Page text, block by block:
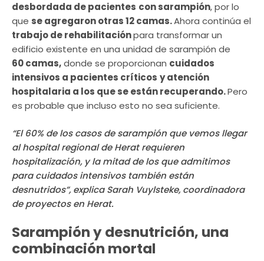
desbordada de pacientes con sarampión, por lo
que se agregaron otras 12 camas.Ahora continúa el
trabajo de rehabilitaciónpara transformar un
edificio existente en una unidad de sarampión de
60 camas,donde se proporcionan cuidados
intensivos a pacientes críticos y atención
hospitalaria a los que se están recuperando.Pero
es probable que incluso esto no sea suficiente.
“El 60% de los casos de sarampión que vemos llegar
al hospital regional de Herat requieren
hospitalización, y la mitad de los que admitimos
para cuidados intensivos también están
desnutridos”, explica Sarah Vuylsteke, coordinadora
de proyectos en Herat.
Sarampión y desnutrición, una
combinación mortal